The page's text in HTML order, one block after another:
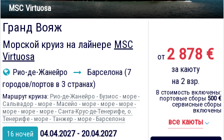
MSC Virtuosa
Гранд Вояж
Морской круиз на лайнере MSC
Virtuosa
Рио-де-Жанейро
Барселона (7
городов/портов в 3 странах)
Маршрут круиза: Рио-де-Жанейро - Бузиос - море -
Сальвадор - море - Масейо - море - море - море -
море - море - море - Санта-Крус-де-Тенерифе, о.
Тенерифе - море - Танжер - море - Барселона
16 ночей 04.04.2027 - 20.04.2027
от 2 878 €
за каюту
на 2 взр.
В стоимость включены:
портовые сборы 500 €
сервисные сборы
включены
все каюты